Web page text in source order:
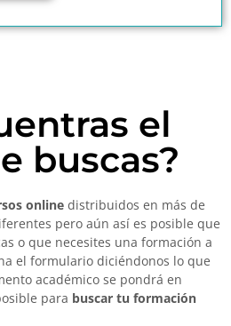
el
buscas?
online distribuidos en más de
pero aún así es posible que
o que necesites una formación a
el formulario diciéndonos lo que
académico se pondrá en
para buscar tu formación